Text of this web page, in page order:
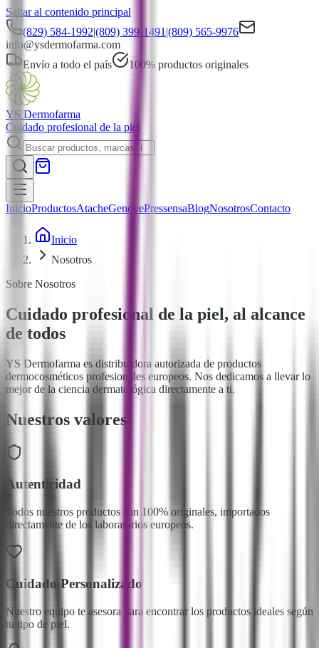
Saltar al contenido principal
(829) 584-1992|(809) 399-1491 |(809) 565-9976
info@ysdermofarma.com
Envío a todo el país
100% productos originales
YS Dermofarma
Cuidado profesional de la piel
InicioProductosAtacheGenovePressensaBlogNosotrosContacto
Inicio
Nosotros
Sobre Nosotros
Cuidado profesional de la piel, al alcance
de todos
YS Dermofarma es distribuidora autorizada de productos
dermocosméticos profesionales europeos. Nos dedicamos a llevar lo
mejor de la ciencia dermatológica directamente a ti.
Nuestros valores
Autenticidad
Todos nuestros productos son 100% originales, importados
directamente de los laboratorios europeos.
Cuidado Personalizado
Nuestro equipo te asesora para encontrar los productos ideales según
tu tipo de piel.